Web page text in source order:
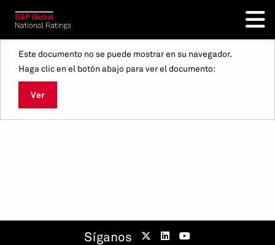
Este documento no se puede mostrar en su navegador.
Haga clic en el botón abajo para ver el documento:
Ver
Síganos